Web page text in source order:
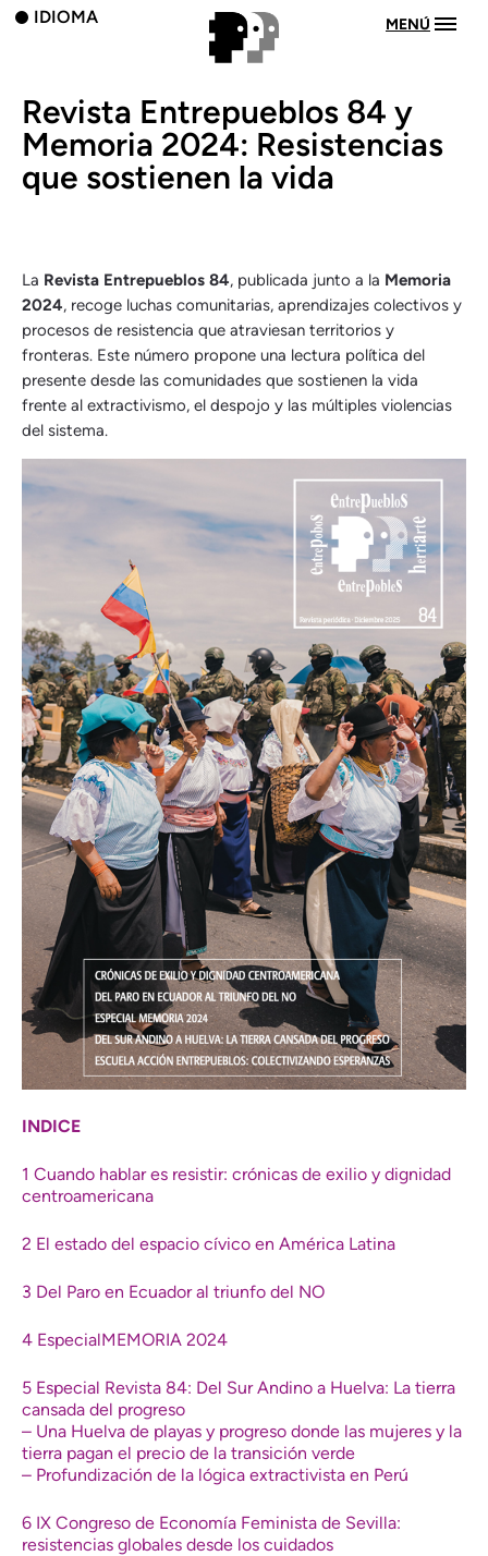
IDIOMA MENÚ
Revista Entrepueblos 84 y
Memoria 2024: Resistencias
que sostienen la vida
La Revista Entrepueblos 84, publicada junto a la Memoria
2024, recoge luchas comunitarias, aprendizajes colectivos y
procesos de resistencia que atraviesan territorios y
fronteras. Este número propone una lectura política del
presente desde las comunidades que sostienen la vida
frente al extractivismo, el despojo y las múltiples violencias
del sistema.
INDICE
1 Cuando hablar es resistir: crónicas de exilio y dignidad
centroamericana
2 El estado del espacio cívico en América Latina
3 Del Paro en Ecuador al triunfo del NO
4 EspecialMEMORIA 2024
5 Especial Revista 84: Del Sur Andino a Huelva: La tierra
cansada del progreso
– Una Huelva de playas y progreso donde las mujeres y la
tierra pagan el precio de la transición verde
– Profundización de la lógica extractivista en Perú
6 IX Congreso de Economía Feminista de Sevilla:
resistencias globales desde los cuidados